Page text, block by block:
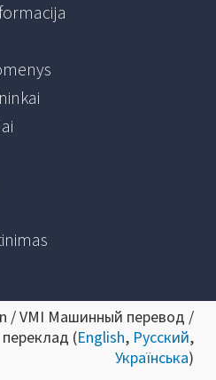
/ VMI Машинный перевод /
(English, Русский,
Українська)